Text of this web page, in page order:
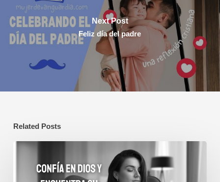
Next Post
Feliz día del padre
Related Posts
Confía